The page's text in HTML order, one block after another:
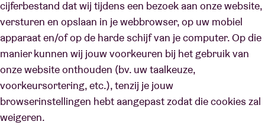
cijferbestand dat wij tijdens een bezoek aan onze website,
versturen en opslaan in je webbrowser, op uw mobiel
apparaat en/of op de harde schijf van je computer. Op die
manier kunnen wij jouw voorkeuren bij het gebruik van
onze website onthouden (bv. uw taalkeuze,
voorkeursortering, etc.), tenzij je jouw
browserinstellingen hebt aangepast zodat die cookies zal
weigeren.